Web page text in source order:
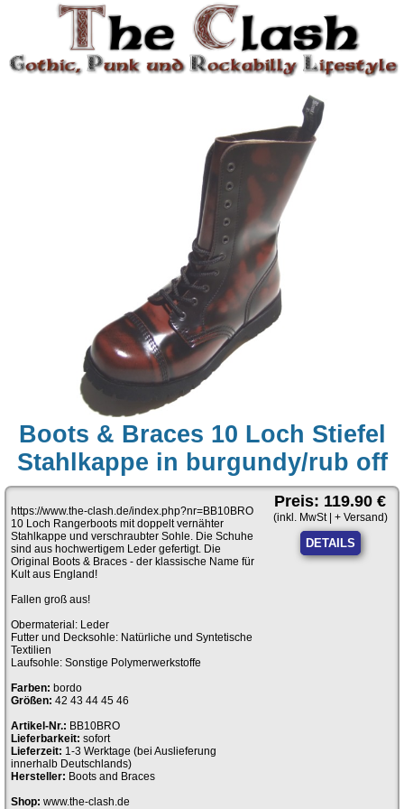
Boots & Braces 10 Loch Stiefel
Stahlkappe in burgundy/rub off
https://www.the-clash.de/index.php?nr=BB10BRO
10 Loch Rangerboots mit doppelt vernähter
Stahlkappe und verschraubter Sohle. Die Schuhe
sind aus hochwertigem Leder gefertigt. Die
Original Boots & Braces - der klassische Name für
Kult aus England!
Fallen groß aus!
Obermaterial: Leder
Futter und Decksohle: Natürliche und Syntetische
Textilien
Laufsohle: Sonstige Polymerwerkstoffe
Farben: bordo
Größen: 42 43 44 45 46
Artikel-Nr.: BB10BRO
Lieferbarkeit: sofort
Lieferzeit: 1-3 Werktage (bei Auslieferung
innerhalb Deutschlands)
Hersteller: Boots and Braces
Shop: www.the-clash.de
Preis: 119.90 €
(inkl. MwSt | + Versand)
DETAILS